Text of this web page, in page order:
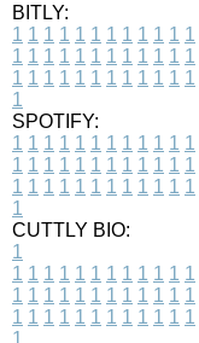
BITLY:
1 1 1 1 1 1 1 1 1 1 1 1
1 1 1 1 1 1 1 1 1 1 1 1
1 1 1 1 1 1 1 1 1 1 1 1
1
SPOTIFY:
1 1 1 1 1 1 1 1 1 1 1 1
1 1 1 1 1 1 1 1 1 1 1 1
1 1 1 1 1 1 1 1 1 1 1 1
1
CUTTLY BIO:
1
1 1 1 1 1 1 1 1 1 1 1 1
1 1 1 1 1 1 1 1 1 1 1 1
1 1 1 1 1 1 1 1 1 1 1 1
1